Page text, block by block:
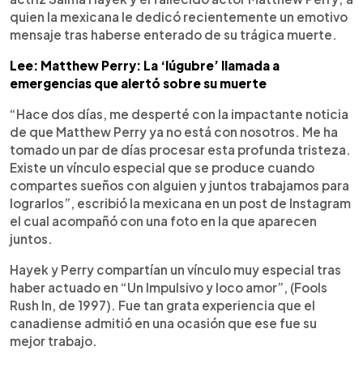
quien la mexicana le dedicó recientemente un emotivo
mensaje tras haberse enterado de su trágica muerte.
Lee: Matthew Perry: La ‘lúgubre’ llamada a
emergencias que alertó sobre su muerte
“Hace dos días, me desperté con la impactante noticia
de que Matthew Perry ya no está con nosotros. Me ha
tomado un par de días procesar esta profunda tristeza.
Existe un vínculo especial que se produce cuando
compartes sueños con alguien y juntos trabajamos para
lograrlos”, escribió la mexicana en un post de Instagram
el cual acompañó con una foto en la que aparecen
juntos.
Hayek y Perry compartían un vínculo muy especial tras
haber actuado en “Un Impulsivo y loco amor”, (Fools
Rush In, de 1997). Fue tan grata experiencia que el
canadiense admitió en una ocasión que ese fue su
mejor trabajo.